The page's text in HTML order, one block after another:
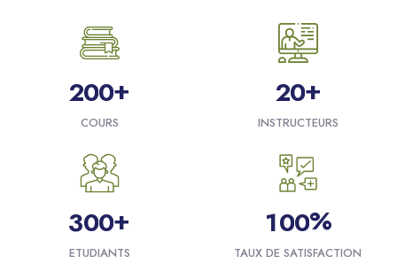
200+
COURS
20+
INSTRUCTEURS
300+
ETUDIANTS
100%
TAUX DE SATISFACTION